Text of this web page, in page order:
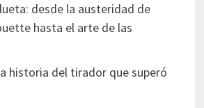
desde la austeridad de
hasta el arte de las
historia del tirador que superó